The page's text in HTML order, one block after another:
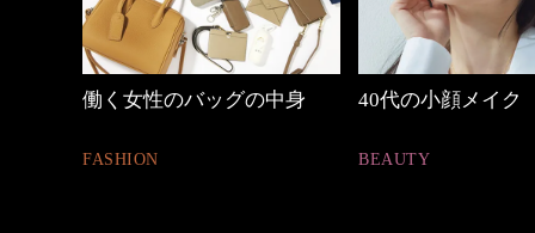
40代の小顔メイク
BEAUTY
【ワーママのきれ